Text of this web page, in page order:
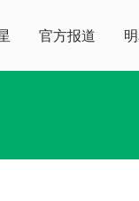
官方报道